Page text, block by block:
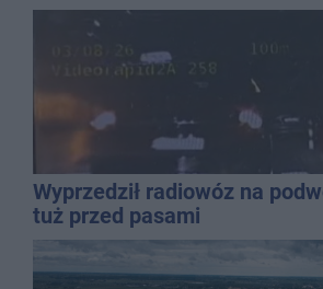
Wyprzedził radiowóz na
tuż przed pasami